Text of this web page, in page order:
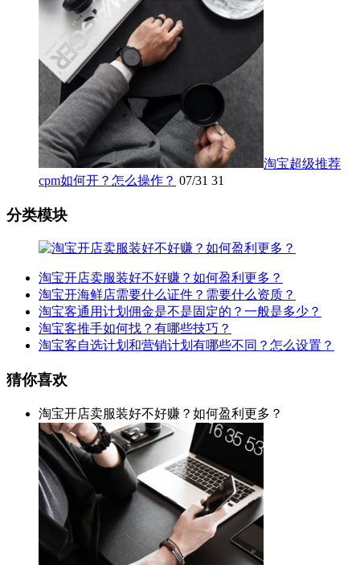
淘宝超级推荐
cpm如何开？怎么操作？ 07/31 31
分类模块
淘宝开店卖服装好不好赚？如何盈利更多？
淘宝开海鲜店需要什么证件？需要什么资质？
淘宝客通用计划佣金是不是固定的？一般是多少？
淘宝客推手如何找？有哪些技巧？
淘宝客自选计划和营销计划有哪些不同？怎么设置？
猜你喜欢
淘宝开店卖服装好不好赚？如何盈利更多？